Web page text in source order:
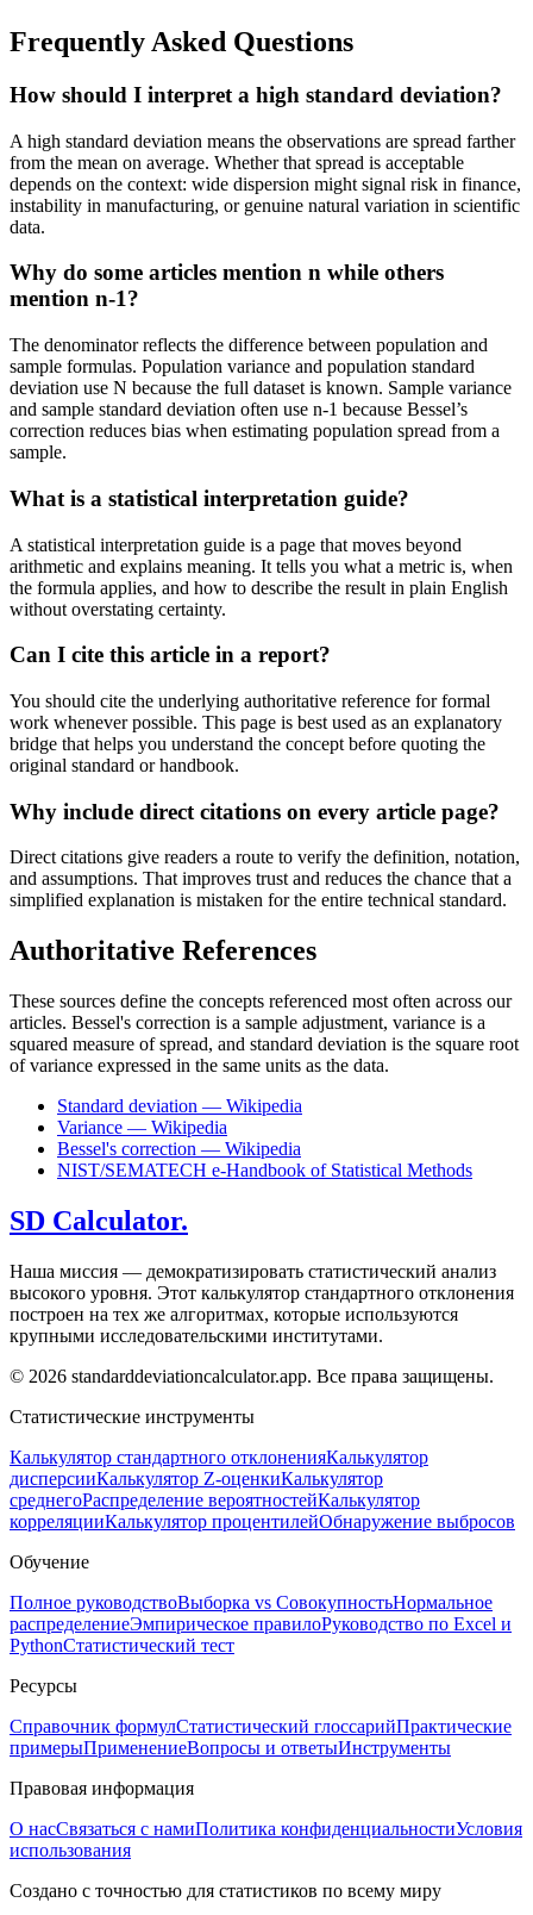
Frequently Asked Questions
How should I interpret a high standard deviation?
A high standard deviation means the observations are spread farther
from the mean on average. Whether that spread is acceptable
depends on the context: wide dispersion might signal risk in finance,
instability in manufacturing, or genuine natural variation in scientific
data.
Why do some articles mention n while others
mention n-1?
The denominator reflects the difference between population and
sample formulas. Population variance and population standard
deviation use N because the full dataset is known. Sample variance
and sample standard deviation often use n-1 because Bessel’s
correction reduces bias when estimating population spread from a
sample.
What is a statistical interpretation guide?
A statistical interpretation guide is a page that moves beyond
arithmetic and explains meaning. It tells you what a metric is, when
the formula applies, and how to describe the result in plain English
without overstating certainty.
Can I cite this article in a report?
You should cite the underlying authoritative reference for formal
work whenever possible. This page is best used as an explanatory
bridge that helps you understand the concept before quoting the
original standard or handbook.
Why include direct citations on every article page?
Direct citations give readers a route to verify the definition, notation,
and assumptions. That improves trust and reduces the chance that a
simplified explanation is mistaken for the entire technical standard.
Authoritative References
These sources define the concepts referenced most often across our
articles. Bessel's correction is a sample adjustment, variance is a
squared measure of spread, and standard deviation is the square root
of variance expressed in the same units as the data.
Standard deviation — Wikipedia
Variance — Wikipedia
Bessel's correction — Wikipedia
NIST/SEMATECH e-Handbook of Statistical Methods
SD Calculator.
Наша миссия — демократизировать статистический анализ
высокого уровня. Этот калькулятор стандартного отклонения
построен на тех же алгоритмах, которые используются
крупными исследовательскими институтами.
© 2026 standarddeviationcalculator.app. Все права защищены.
Статистические инструменты
Калькулятор стандартного отклоненияКалькулятор
дисперсииКалькулятор Z-оценкиКалькулятор
среднегоРаспределение вероятностейКалькулятор
корреляцииКалькулятор процентилейОбнаружение выбросов
Обучение
Полное руководствоВыборка vs СовокупностьНормальное
распределениеЭмпирическое правилоРуководство по Excel и
PythonСтатистический тест
Ресурсы
Справочник формулСтатистический глоссарийПрактические
примерыПрименениеВопросы и ответыИнструменты
Правовая информация
О насСвязаться с намиПолитика конфиденциальностиУсловия
использования
Создано с точностью для статистиков по всему миру